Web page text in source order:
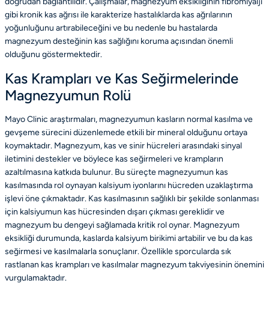
gibi kronik kas ağrısı ile karakterize hastalıklarda kas ağrılarının
yoğunluğunu artırabileceğini ve bu nedenle bu hastalarda
magnezyum desteğinin kas sağlığını koruma açısından önemli
olduğunu göstermektedir.
Kas Krampları ve Kas Seğirmelerinde
Magnezyumun Rolü
Mayo Clinic araştırmaları, magnezyumun kasların normal kasılma ve
gevşeme sürecini düzenlemede etkili bir mineral olduğunu ortaya
koymaktadır. Magnezyum, kas ve sinir hücreleri arasındaki sinyal
iletimini destekler ve böylece kas seğirmeleri ve krampların
azaltılmasına katkıda bulunur. Bu süreçte magnezyumun kas
kasılmasında rol oynayan kalsiyum iyonlarını hücreden uzaklaştırma
işlevi öne çıkmaktadır. Kas kasılmasının sağlıklı bir şekilde sonlanması
için kalsiyumun kas hücresinden dışarı çıkması gereklidir ve
magnezyum bu dengeyi sağlamada kritik rol oynar. Magnezyum
eksikliği durumunda, kaslarda kalsiyum birikimi artabilir ve bu da kas
seğirmesi ve kasılmalarla sonuçlanır. Özellikle sporcularda sık
rastlanan kas krampları ve kasılmalar magnezyum takviyesinin önemini
vurgulamaktadır.